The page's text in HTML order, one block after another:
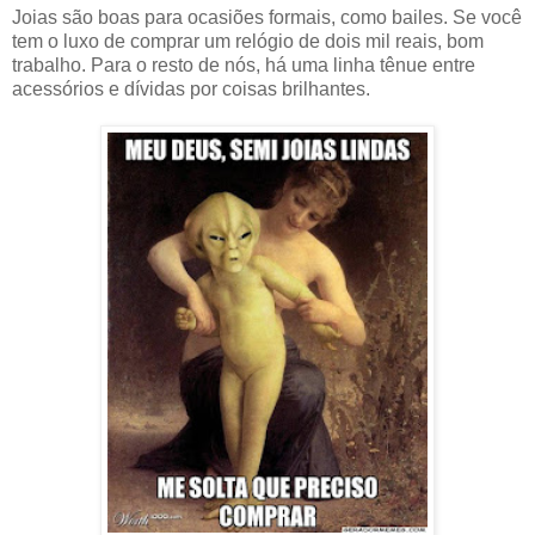
Joias são boas para ocasiões formais, como bailes. Se você
tem o luxo de comprar um relógio de dois mil reais, bom
trabalho. Para o resto de nós, há uma linha tênue entre
acessórios e dívidas por coisas brilhantes.